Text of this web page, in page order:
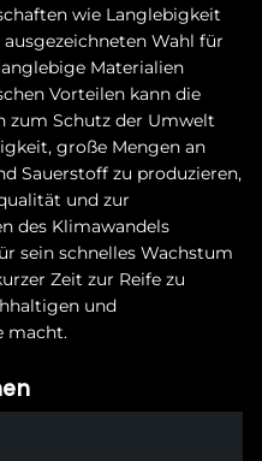
wie Langlebigkeit
Wahl für
Materialien
Vorteilen kann die
zum Schutz der Umwelt
große Mengen an
Sauerstoff zu produzieren,
und zur
des Klimawandels
sein schnelles Wachstum
Zeit zur Reife zu
und
macht.